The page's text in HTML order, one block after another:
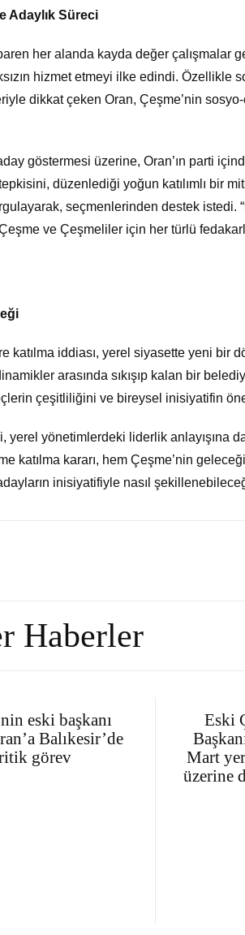
Adaylık Süreci
her alanda kayda değer çalışmalar
hizmet etmeyi ilke edindi. Özellikle
dikkat çeken Oran, Çeşme’nin
göstermesi üzerine, Oran’ın parti
düzenlediği yoğun katılımlı bir
seçmenlerinden destek istedi.
ve Çeşmeliler için her türlü
katılma iddiası, yerel siyasette yeni bir
arasında sıkışıp kalan bir
çeşitliliğini ve bireysel inisiyatifin
yerel yönetimlerdeki liderlik anlayışına
katılma kararı, hem Çeşme’nin
inisiyatifiyle nasıl
Haberler
eski başkanı
Balıkesir’de
görev
Eski
Mart
üzerine